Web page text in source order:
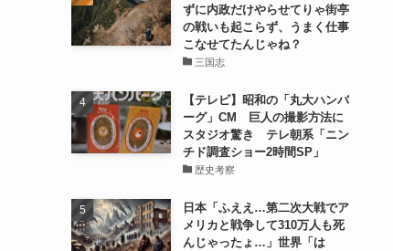
ずに内政だけやらせてりゃ街亭
の戦いも起こらず、うまく仕事
こなせてたんじゃね？
三国志
【テレビ】昭和の「丸大ハンバ
ーグ」CM 巨人の撮影方法に
スタジオ驚き テレ朝系「ニン
チド調査ショー2時間SP」
歴史考察
日本「ふええ…第二次大戦でア
メリカと戦争して310万人も死
んじゃったょ…」世界「は